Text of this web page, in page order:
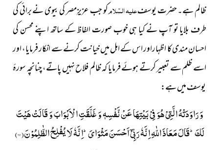
ظالم ہے۔ حضرت یوسفعلیہ السّلامکو جب عزیزِ مصر کی بیوی نے برائی کی
طرف بلایا تو آپ نے کیا ہی خوب صورت الفاظ کے ساتھ اپنے محسن کی
احسان مندی کا اظہاراور اس کے اہل میں خیانت کرنے سے انکار فرمایا، اور
اسے ظلم سے تعبیر کرتے ہوئے فرمایا کہ ظالم فلاح نہیں پاتے، چنانچہ سورۂ
یوسف میں ہے:
وَ رَاوَدَتْهُ الَّتِیْ هُوَ فِیْ بَیْتِهَا عَنْ نَّفْسِهٖ وَ غَلَّقَتِ الْاَبْوَابَ وَ قَالَتْ هَیْتَ
لَكَؕ-قَالَ مَعَاذَ اللّٰهِ اِنَّهٗ رَبِّیْۤ اَحْسَنَ مَثْوَایَؕ-اِنَّهٗ لَا یُفْلِحُ الظّٰلِمُوْنَ(۲۳)